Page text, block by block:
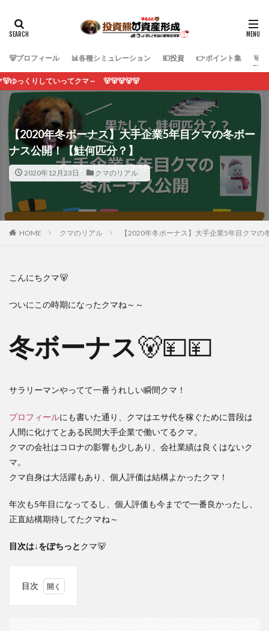
🐻プロフィール 📊各種シミュレーション 💴投資 👉ポイント集 🐻
ってクマ～ 🐻🐻🐻🐻🐻
【2020年冬ボーナス】大手企業5年目クマの冬ボー
ナス公開！【鮭何匹分？】
2020年12月23日 クマのリアル
HOME クマのリアル 【2020年冬ボーナス】大手企業5年目クマ
こんにちクマ🐻
ついにこの時期になったクマね～～
冬ボーナス🐻💴💴
サラリーマンやってて一番うれしい瞬間クマ！
プロフィールにも書いた通り、クマはエサ代を稼ぐために普段は
人間に化けてとある民間大手企業で働いてるクマ。
クマの会社はコロナの影響も少しあり、会社業績は良くはないク
マ。
クマ自身は大活躍もあり、個人評価は結構よかったクマ！
年次も5年目になってるし、個人評価も今までで一番良かったし、
正直結構期待してたクマね～
目次は↓をぽちっとクマ🐻
目次